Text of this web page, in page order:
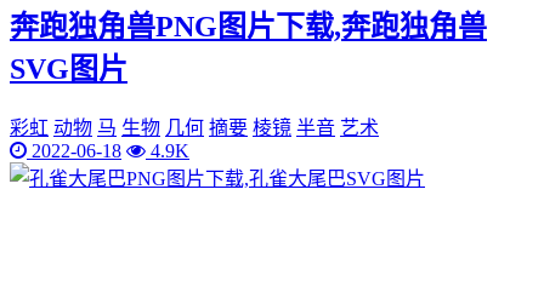
奔跑独角兽PNG图片下载,奔跑独角兽
SVG图片
彩虹 动物 马 生物 几何 摘要 棱镜 半音 艺术
2022-06-18
4.9K